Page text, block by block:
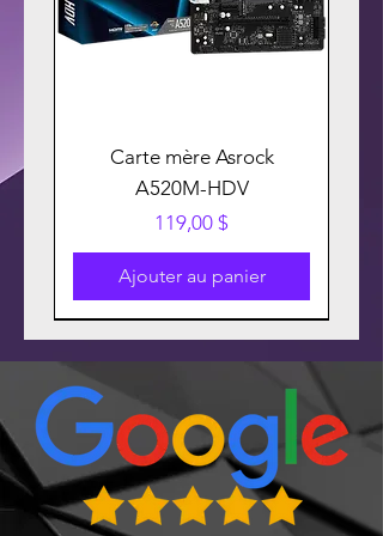
Carte mère Asrock
A520M-HDV
Prix
119,00 $
Ajouter au panier